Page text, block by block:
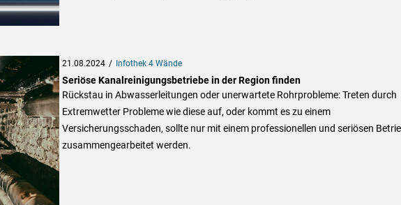
21.08.2024 Infothek 4 Wände
Seriöse Kanalreinigungsbetriebe in der Region finden
Rückstau in Abwasserleitungen oder unerwartete Rohrprobleme: Treten durch
Extremwetter Probleme wie diese auf, oder kommt es zu einem
Versicherungsschaden, sollte nur mit einem professionellen und seriösen
zusammengearbeitet werden.